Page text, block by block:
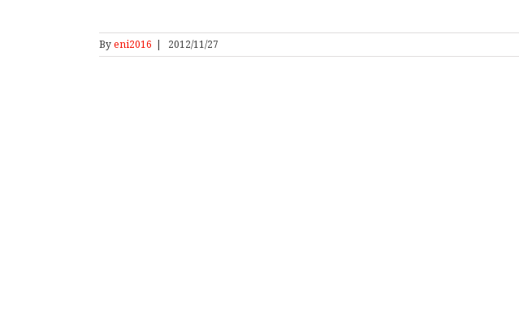
Byeni2016 | 2012/11/27